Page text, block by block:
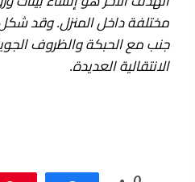
مختلفة داخل المنزل. وقد شكل
جنب مع الحبكة والظروف
الانتقالية العديدة.